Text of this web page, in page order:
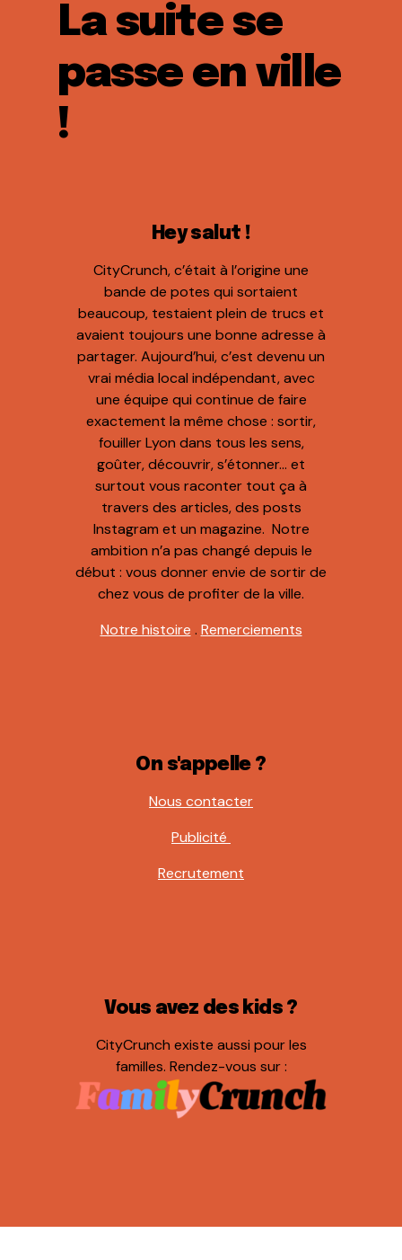
La suite se
passe en ville
!
Hey salut !
CityCrunch, c’était à l’origine une
bande de potes qui sortaient
beaucoup, testaient plein de trucs et
avaient toujours une bonne adresse à
partager. Aujourd’hui, c’est devenu un
vrai média local indépendant, avec
une équipe qui continue de faire
exactement la même chose : sortir,
fouiller Lyon dans tous les sens,
goûter, découvrir, s’étonner… et
surtout vous raconter tout ça à
travers des articles, des posts
Instagram et un magazine. Notre
ambition n’a pas changé depuis le
début : vous donner envie de sortir de
chez vous de profiter de la ville.
Notre histoire . Remerciements
On s'appelle ?
Nous contacter
Publicité
Recrutement
Vous avez des kids ?
CityCrunch existe aussi pour les
familles. Rendez-vous sur :